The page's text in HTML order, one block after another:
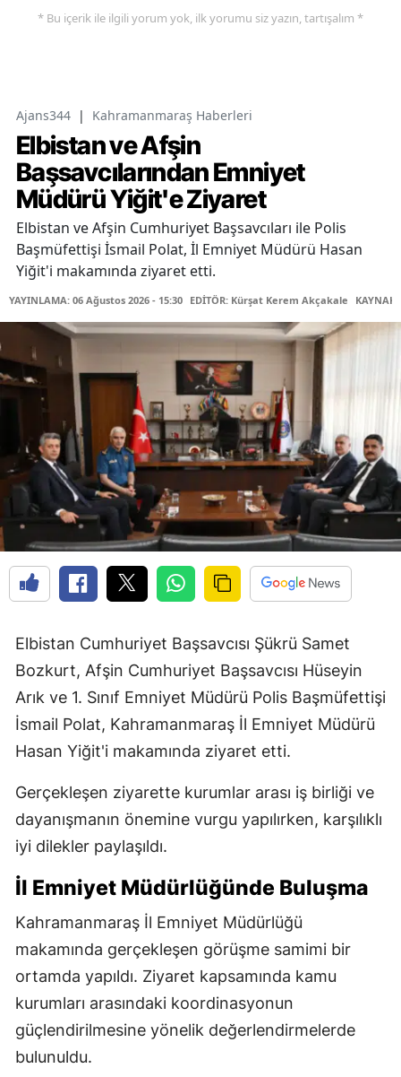
* Bu içerik ile ilgili yorum yok, ilk yorumu siz yazın, tartışalım *
Ajans344 | Kahramanmaraş Haberleri
Elbistan ve Afşin
Başsavcılarından Emniyet
Müdürü Yiğit'e Ziyaret
Elbistan ve Afşin Cumhuriyet Başsavcıları ile Polis
Başmüfettişi İsmail Polat, İl Emniyet Müdürü Hasan
Yiğit'i makamında ziyaret etti.
YAYINLAMA: 06 Ağustos 2026 - 15:30 EDİTÖR: Kürşat Kerem Akçakale
Elbistan Cumhuriyet Başsavcısı Şükrü Samet
Bozkurt, Afşin Cumhuriyet Başsavcısı Hüseyin
Arık ve 1. Sınıf Emniyet Müdürü Polis Başmüfettişi
İsmail Polat, Kahramanmaraş İl Emniyet Müdürü
Hasan Yiğit'i makamında ziyaret etti.
Gerçekleşen ziyarette kurumlar arası iş birliği ve
dayanışmanın önemine vurgu yapılırken, karşılıklı
iyi dilekler paylaşıldı.
İl Emniyet Müdürlüğünde Buluşma
Kahramanmaraş İl Emniyet Müdürlüğü
makamında gerçekleşen görüşme samimi bir
ortamda yapıldı. Ziyaret kapsamında kamu
kurumları arasındaki koordinasyonun
güçlendirilmesine yönelik değerlendirmelerde
bulunuldu.